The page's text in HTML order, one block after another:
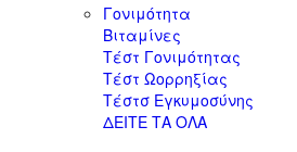
Γονιμότητα
Βιταμίνες
Τέστ Γονιμότητας
Τέστ Ωορρηξίας
Τέστσ Εγκυμοσύνης
ΔΕΙΤΕ ΤΑ ΟΛΑ